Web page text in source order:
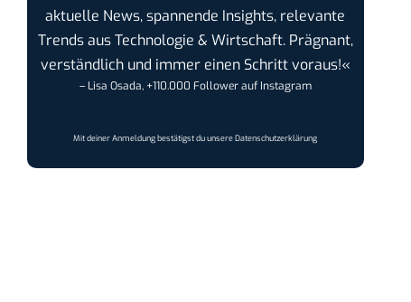
aktuelle News, spannende Insights, relevante
Trends aus Technologie & Wirtschaft. Prägnant,
verständlich und immer einen Schritt voraus!«
– Lisa Osada, +110.000 Follower auf Instagram
Mit deiner Anmeldung bestätigst du unsereDatenschutzerklärung